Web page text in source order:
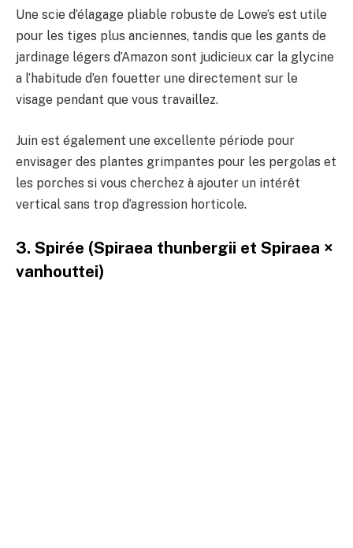
Une scie d’élagage pliable robuste de Lowe’s est utile
pour les tiges plus anciennes, tandis que les gants de
jardinage légers d’Amazon sont judicieux car la glycine
a l’habitude d’en fouetter une directement sur le
visage pendant que vous travaillez.
Juin est également une excellente période pour
envisager des plantes grimpantes pour les pergolas et
les porches si vous cherchez à ajouter un intérêt
vertical sans trop d’agression horticole.
3. Spirée (Spiraea thunbergii et Spiraea ×
vanhouttei)